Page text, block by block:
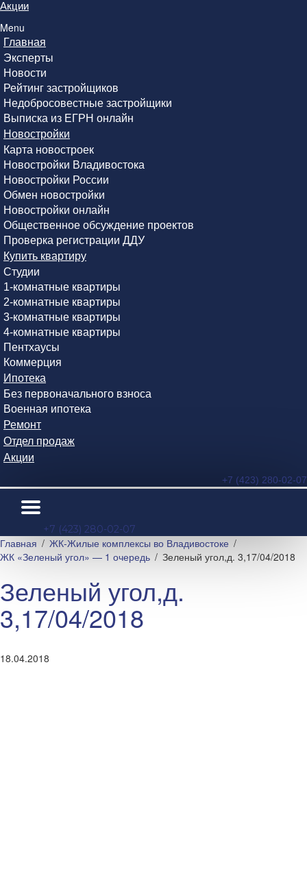
Акции
Menu
Главная
Эксперты
Новости
Рейтинг застройщиков
Недобросовестные застройщики
Выписка из ЕГРН онлайн
Новостройки
Карта новостроек
Новостройки Владивостока
Новостройки России
Обмен новостройки
Новостройки онлайн
Общественное обсуждение проектов
Проверка регистрации ДДУ
Купить квартиру
Студии
1-комнатные квартиры
2-комнатные квартиры
3-комнатные квартиры
4-комнатные квартиры
Пентхаусы
Коммерция
Ипотека
Без первоначального взноса
Военная ипотека
Ремонт
Отдел продаж
Акции
+7 (423) 280-02-07
+7 (423) 280-02-07
Главная
ЖК-Жилые комплексы во Владивостоке
ЖК «Зеленый угол» — 1 очередь
Зеленый угол,д. 3,17/04/2018
Зеленый угол,д.
3,17/04/2018
18.04.2018